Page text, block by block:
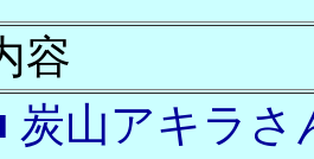
容
山アキラさ